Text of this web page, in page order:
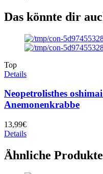
Das könnte dir
Top
Details
Neopetrolisthes
Anemonenkrabbe
13,99€
Details
Ähnliche Produkte